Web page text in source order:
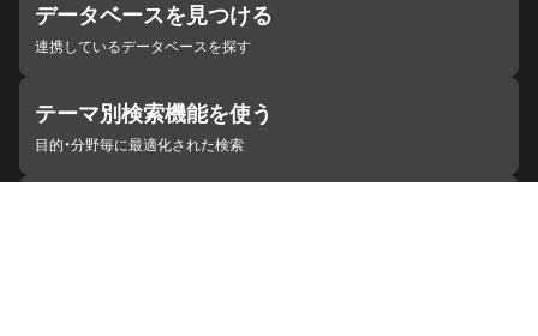
データベースを見つける
連携しているデータベースを探す
テーマ別検索機能を使う
目的・分野毎に最適化された検索